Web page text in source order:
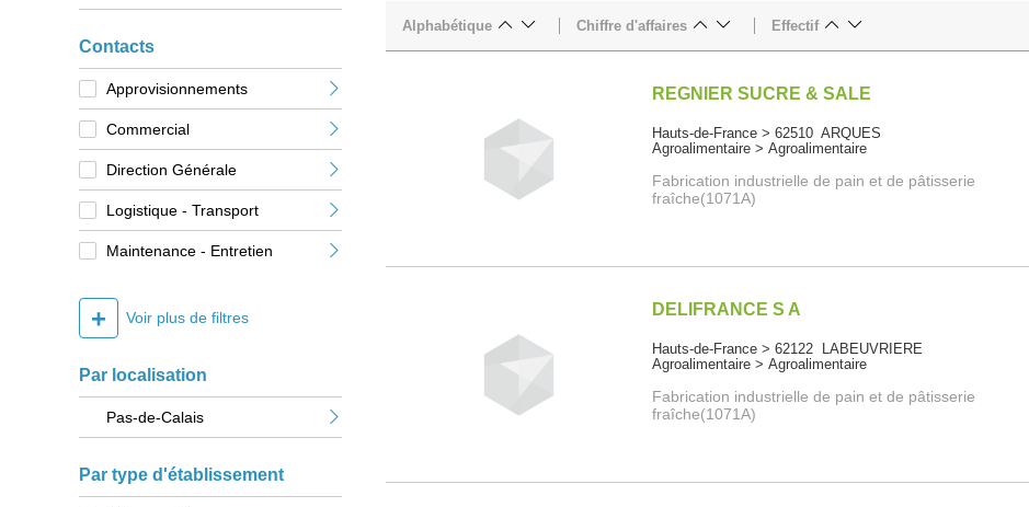
Contacts
Approvisionnements
Commercial
Direction Générale
Logistique - Transport
Maintenance - Entretien
+ Voir plus de filtres
Par localisation
Pas-de-Calais
Par type d'établissement
Alphabétique Chiffre d'affaires Effectif
REGNIER SUCRE & SALE
Hauts-de-France > 62510 ARQUES
Agroalimentaire > Agroalimentaire
Fabrication industrielle de pain et de pâtisserie
fraîche(1071A)
DELIFRANCE S A
Hauts-de-France > 62122 LABEUVRIERE
Agroalimentaire > Agroalimentaire
Fabrication industrielle de pain et de pâtisserie
fraîche(1071A)